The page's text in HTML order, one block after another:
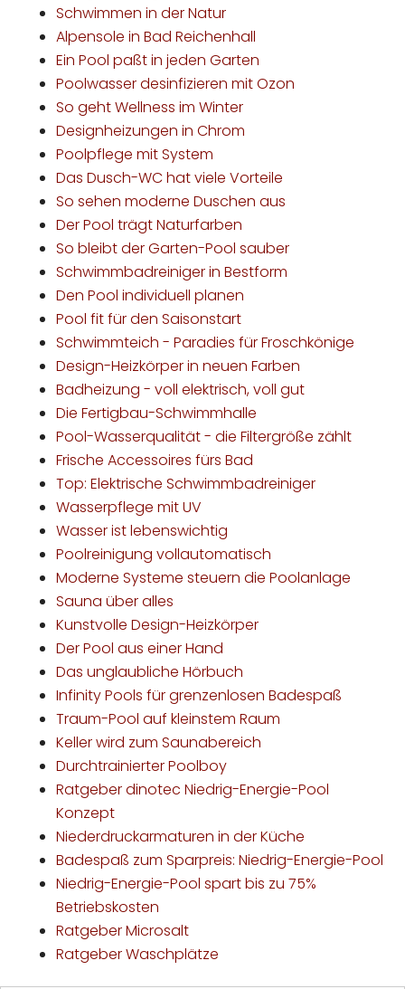
Schwimmen in der Natur
Alpensole in Bad Reichenhall
Ein Pool paßt in jeden Garten
Poolwasser desinfizieren mit Ozon
So geht Wellness im Winter
Designheizungen in Chrom
Poolpflege mit System
Das Dusch-WC hat viele Vorteile
So sehen moderne Duschen aus
Der Pool trägt Naturfarben
So bleibt der Garten-Pool sauber
Schwimmbadreiniger in Bestform
Den Pool individuell planen
Pool fit für den Saisonstart
Schwimmteich - Paradies für Froschkönige
Design-Heizkörper in neuen Farben
Badheizung - voll elektrisch, voll gut
Die Fertigbau-Schwimmhalle
Pool-Wasserqualität - die Filtergröße zählt
Frische Accessoires fürs Bad
Top: Elektrische Schwimmbadreiniger
Wasserpflege mit UV
Wasser ist lebenswichtig
Poolreinigung vollautomatisch
Moderne Systeme steuern die Poolanlage
Sauna über alles
Kunstvolle Design-Heizkörper
Der Pool aus einer Hand
Das unglaubliche Hörbuch
Infinity Pools für grenzenlosen Badespaß
Traum-Pool auf kleinstem Raum
Keller wird zum Saunabereich
Durchtrainierter Poolboy
Ratgeber dinotec Niedrig-Energie-Pool
Konzept
Niederdruckarmaturen in der Küche
Badespaß zum Sparpreis: Niedrig-Energie-Pool
Niedrig-Energie-Pool spart bis zu 75%
Betriebskosten
Ratgeber Microsalt
Ratgeber Waschplätze